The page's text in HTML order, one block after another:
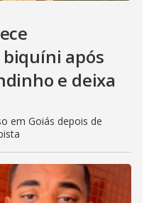
após
e deixa
em Goiás depois de